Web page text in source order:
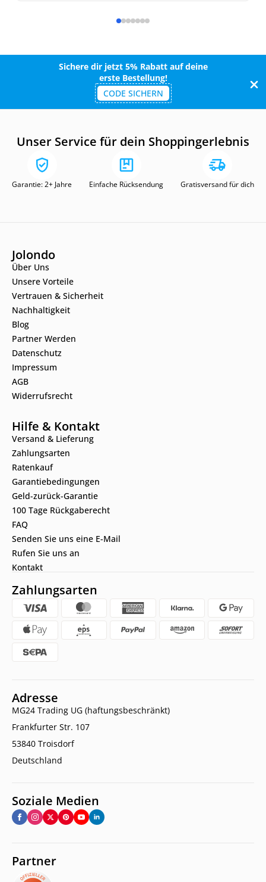
Sichere dir jetzt 5% Rabatt auf deine
erste Bestellung!
CODE SICHERN
Unser Service für dein Shoppingerlebnis
Garantie: 2+ Jahre Einfache Rücksendung Gratisversand für dich
Jolondo
Über Uns
Unsere Vorteile
Vertrauen & Sicherheit
Nachhaltigkeit
Blog
Partner Werden
Datenschutz
Impressum
AGB
Widerrufsrecht
Hilfe & Kontakt
Versand & Lieferung
Zahlungsarten
Ratenkauf
Garantiebedingungen
Geld-zurück-Garantie
100 Tage Rückgaberecht
FAQ
Senden Sie uns eine E-Mail
Rufen Sie uns an
Kontakt
Zahlungsarten
Adresse
MG24 Trading UG (haftungsbeschränkt)
Frankfurter Str. 107
53840 Troisdorf
Deutschland
Soziale Medien
Partner